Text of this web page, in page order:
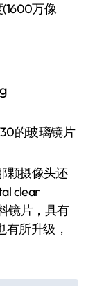
万像
的玻璃镜片
颗摄像头还
clear
镜片，具有
所升级，